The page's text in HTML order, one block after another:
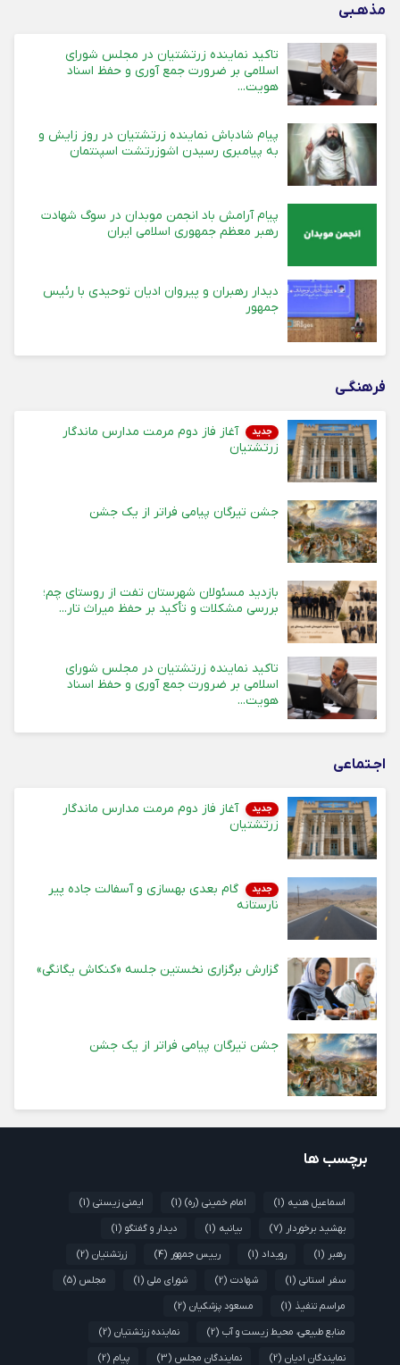
مذهـبی
تاکید نماینده زرتشتیان در مجلس شورای
اسلامی بر ضرورت جمع آوری و حفظ اسناد
هویت...
پیام شادباش نماینده زرتشتیان در روز زایش و
به پیامبری رسیدن اشوزرتشت اسپنتمان
پیام آرامش باد انجمن موبدان در سوگ شهادت
رهبر معظم جمهوری اسلامی ایران
دیدار رهبران و پیروان ادیان توحیدی با رئیس
جمهور
فرهنگـی
جدید
آغاز فاز دوم مرمت مدارس ماندگار
زرتشتیان
جشن تیرگان پیامی فراتر از یک جشن
بازدید مسئولان شهرستان تفت از روستای چم؛
بررسی مشکلات و تأکید بر حفظ میراث تار...
تاکید نماینده زرتشتیان در مجلس شورای
اسلامی بر ضرورت جمع آوری و حفظ اسناد
هویت...
اجـتماعی
جدید
آغاز فاز دوم مرمت مدارس ماندگار
زرتشتیان
جدید
گام بعدی بهسازی و آسفالت جاده پیر
نارستانه
گزارش برگزاری نخستین جلسه «کنکاش یگانگی»
جشن تیرگان پیامی فراتر از یک جشن
برچسب ها
اسماعیل هنیه (1) امام خمینی (ره) (1) ایمنی زیستی (1)
بهشید برخوردار (7) بیانیه (1) دیدار و گفتگو (1)
رهبر (1) رویداد (1) رییس جمهور (4) زرتشتیان (2)
سفر استانی (1) شهادت (2) شورای ملی (1) مجلس (5)
مراسم تنفیذ (1) مسعود پزشکیان (2)
منابع طبیعی، محیط زیست و آب (2) نماینده زرتشتیان (2)
نمایندگان ادیان (2) نمایندگان مجلس (3) پیام (2)